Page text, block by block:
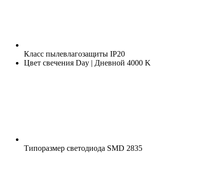
Класс пылевлагозащиты IP20
Цвет свечения Day | Дневной 4000 K
Типоразмер светодиода SMD 2835